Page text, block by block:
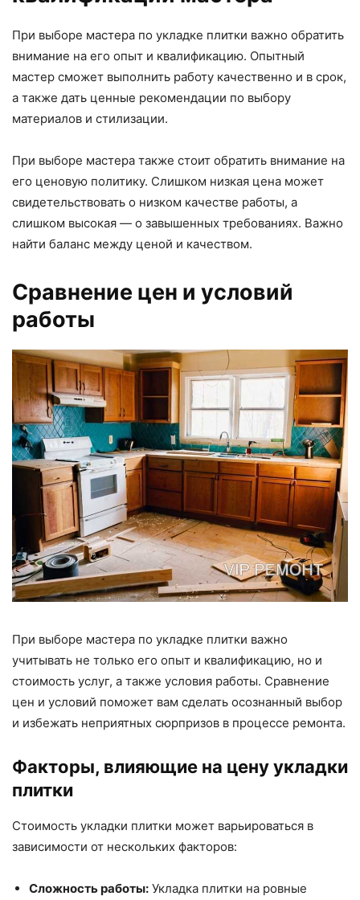
При выборе мастера по укладке плитки важно обратить
внимание на его опыт и квалификацию. Опытный
мастер сможет выполнить работу качественно и в срок,
а также дать ценные рекомендации по выбору
материалов и стилизации.
При выборе мастера также стоит обратить внимание на
его ценовую политику. Слишком низкая цена может
свидетельствовать о низком качестве работы, а
слишком высокая — о завышенных требованиях. Важно
найти баланс между ценой и качеством.
Сравнение цен и условий
работы
При выборе мастера по укладке плитки важно
учитывать не только его опыт и квалификацию, но и
стоимость услуг, а также условия работы. Сравнение
цен и условий поможет вам сделать осознанный выбор
и избежать неприятных сюрпризов в процессе ремонта.
Факторы, влияющие на цену укладки
плитки
Стоимость укладки плитки может варьироваться в
зависимости от нескольких факторов:
Сложность работы: Укладка плитки на ровные